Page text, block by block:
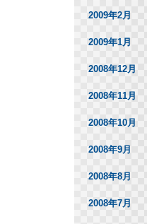
2009年2月
2009年1月
2008年12月
2008年11月
2008年10月
2008年9月
2008年8月
2008年7月